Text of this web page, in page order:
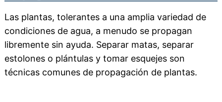
Las plantas, tolerantes a una amplia variedad de
condiciones de agua, a menudo se propagan
libremente sin ayuda. Separar matas, separar
estolones o plántulas y tomar esquejes son
técnicas comunes de propagación de plantas.